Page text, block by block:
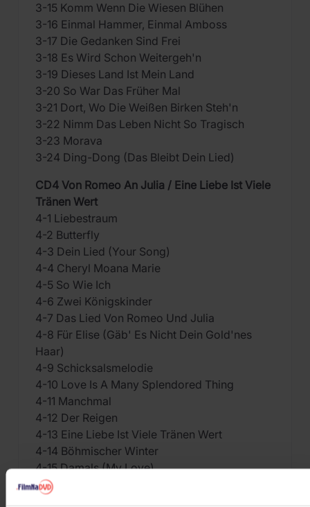
3-15 Komm Wenn Die Wiesen Blühen
3-16 Einmal Hammer, Einmal Amboss
3-17 Die Gedanken Sind Frei
3-18 Es Wird Schon Weitergeh'n
3-19 Dieses Land Ist Mein Land
3-20 So War Das Früher Mal
3-21 Dort, Wo Die Weißen Birken Steh'n
3-22 Nimm Das Leben Nicht So Tragisch
3-23 Morava
3-24 Ding-Dong (Das Bleibt Dein Lied)
CD4 Von Romeo An Julia / Eine Liebe Ist Viele
Tränen Wert
4-1 Liebestraum
4-2 Butterfly
4-3 Dein Lied (Your Song)
4-4 Cheryl Moana Marie
4-5 So Wie Ich
4-6 Zwei Königskinder
4-7 Das Lied Von Romeo Und Julia
4-8 Für Elise (Gäb' Es Nicht Dein Gold'nes
Haar)
4-9 Schicksalsmelodie
4-10 Love Is A Many Splendored Thing
4-11 Manchmal
4-12 Der Reigen
4-13 Eine Liebe Ist Viele Tränen Wert
4-14 Böhmischer Winter
4-15 Damals (My Love)
4-16 Weiße Birke Vor Dem Fenster